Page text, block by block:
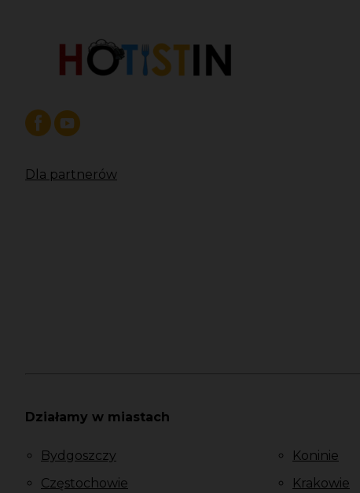
Dla partnerów
Działamy w miastach
Bydgoszczy
Częstochowie
Koninie
Krakowie